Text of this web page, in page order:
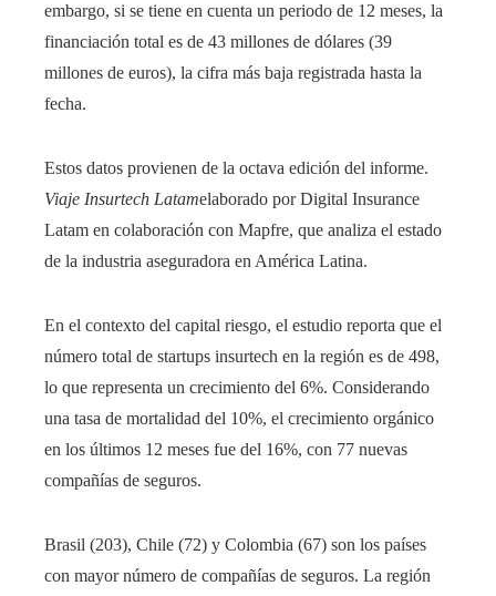
embargo, si se tiene en cuenta un periodo de 12 meses, la
financiación total es de 43 millones de dólares (39
millones de euros), la cifra más baja registrada hasta la
fecha.
Estos datos provienen de la octava edición del informe.
Viaje Insurtech Latamelaborado por Digital Insurance
Latam en colaboración con Mapfre, que analiza el estado
de la industria aseguradora en América Latina.
En el contexto del capital riesgo, el estudio reporta que el
número total de startups insurtech en la región es de 498,
lo que representa un crecimiento del 6%. Considerando
una tasa de mortalidad del 10%, el crecimiento orgánico
en los últimos 12 meses fue del 16%, con 77 nuevas
compañías de seguros.
Brasil (203), Chile (72) y Colombia (67) son los países
con mayor número de compañías de seguros. La región